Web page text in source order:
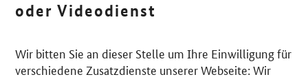
oder Videodienst
Wir bitten Sie an dieser Stelle um Ihre Einwilligung für
verschiedene Zusatzdienste unserer Webseite: Wir